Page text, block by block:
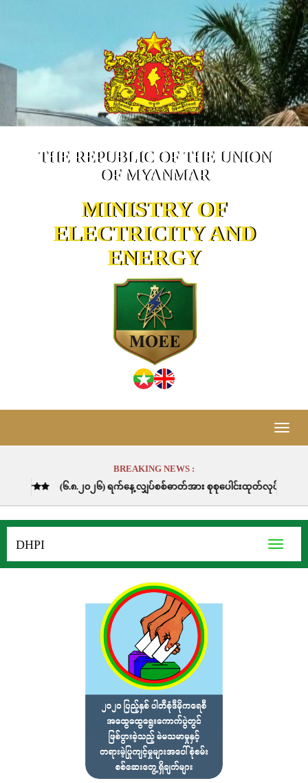
THE REPUBLIC OF THE UNION
OF MYANMAR
MINISTRY OF
ELECTRICITY AND
ENERGY
Toggle
BREAKING NEWS :
၈.၂၀၂၆) ရက်နေ့ လျှပ်စစ်ဓာတ်အား စုစုပေါင်းထုတ်လုပ်ခဲ့မှုမှာ (၆၈၉၁၁.၃) မဂ္ဂ
Toggle
DHPI